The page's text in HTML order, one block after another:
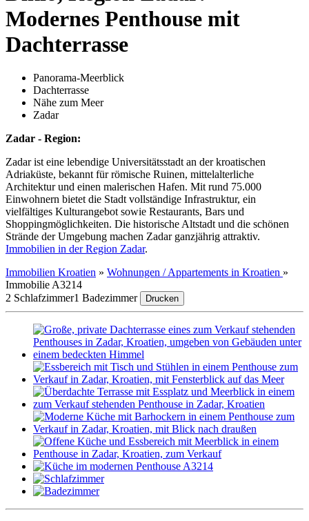
Modernes Penthouse mit
Dachterrasse
Panorama-Meerblick
Dachterrasse
Nähe zum Meer
Zadar
Zadar - Region:
Zadar ist eine lebendige Universitätsstadt an der kroatischen
Adriaküste, bekannt für römische Ruinen, mittelalterliche
Architektur und einen malerischen Hafen. Mit rund 75.000
Einwohnern bietet die Stadt vollständige Infrastruktur, ein
vielfältiges Kulturangebot sowie Restaurants, Bars und
Shoppingmöglichkeiten. Die historische Altstadt und die schönen
Strände der Umgebung machen Zadar ganzjährig attraktiv.
Immobilien in der Region Zadar.
Immobilien Kroatien » Wohnungen / Appartements in Kroatien »
Immobilie A3214
2 Schlafzimmer1 Badezimmer Drucken